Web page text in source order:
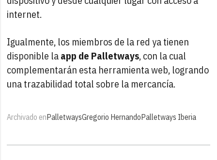
internet.
Igualmente, los miembros de la red ya tienen
disponible laapp de Palletways, con la cual
complementarán esta herramienta web, logrando
una trazabilidad total sobre la mercancía.
Archivado enPalletwaysGregorio HernandoPalletways Iberia